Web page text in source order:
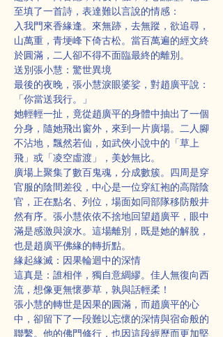
至填了一首詩，表達難以言說的情感：
入我門來香緣逢。來無跡，去無蹤，欲追尋，
山萬重，青埂峰下倚古松。當百萬遍的經文終
於圓滿，二人卻不得不面臨最終的離別。
送別張小慧：驚世異境
最後的夜晚，張小慧淚眼婆娑，對趙廣平說：
「你當送我行。」
她輕輕一扯，竟從趙廣平的身體中抽出了一個
分身，隨她飛出窗外，來到一片廣場。二人腳
不沾地，飄然若仙，如武俠小說中的「草上
飛」或「凌空虛渡」，美妙無比。
廣場上聚集了數百鬼魂，分成數簇。四周是穿
官服的陰間差役，中心是一位穿紅袍的高階陰
官，正在點名、列位，場面如同部隊移防般井
然有序。張小慧依依不捨地回望趙廣平，眼中
滿是感激與淚水。這場離別，既是她的解脫，
也是趙廣平佛緣的轉折點。
緣起緣滅：因果輪迴中的深情
這真是：誰相伴，獨自意綢繆。佳人無復向西
流，想像更無懷夢草，孰與話輕柔！
張小慧的轉世是因果的圓滿，而趙廣平的心
中，卻留下了一段難以忘懷的深情與宿命般的
聯繫。他的佛門修行，也因這段經歷而更加堅